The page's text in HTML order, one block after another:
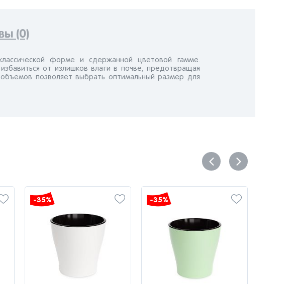
(0)
форме и сдержанной цветовой гамме.
от излишков влаги в почве, предотвращая
позволяет выбрать оптимальный размер для
-35% -35%